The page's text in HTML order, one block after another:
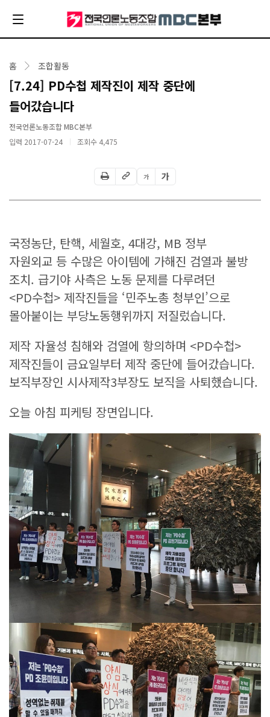
홈 조합활동
[7.24] PD수첩 제작진이 제작 중단에
들어갔습니다
전국언론노동조합 MBC본부
입력 2017-07-24
조회수 4,475
가 가
국정농단, 탄핵, 세월호, 4대강, MB 정부
자원외교 등 수많은 아이템에 가해진 검열과 불방
조치. 급기야 사측은 노동 문제를 다루려던
<PD수첩> 제작진들을 ‘민주노총 청부인’으로
몰아붙이는 부당노동행위까지 저질렀습니다.
제작 자율성 침해와 검열에 항의하며 <PD수첩>
제작진들이 금요일부터 제작 중단에 들어갔습니다.
보직부장인 시사제작3부장도 보직을 사퇴했습니다.
오늘 아침 피케팅 장면입니다.